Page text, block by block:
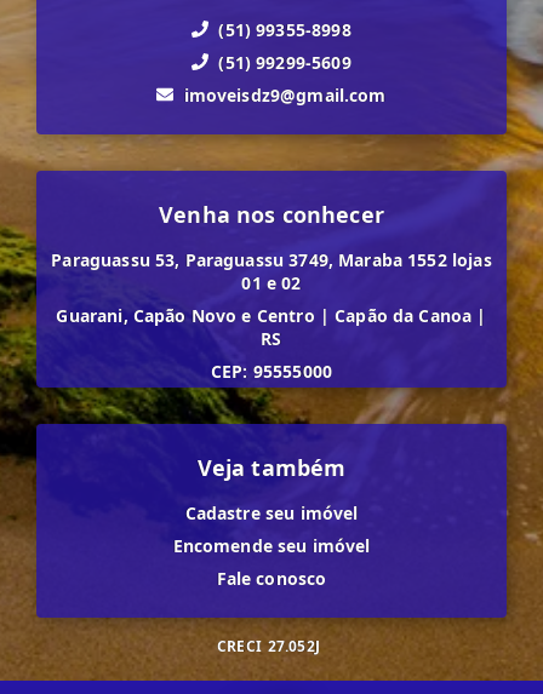
(51) 99355-8998
(51) 99299-5609
imoveisdz9@gmail.com
Venha nos conhecer
Paraguassu 53, Paraguassu 3749, Maraba 1552 lojas
01 e 02
Guarani, Capão Novo e Centro | Capão da Canoa |
RS
CEP: 95555000
Veja também
Cadastre seu imóvel
Encomende seu imóvel
Fale conosco
CRECI 27.052J